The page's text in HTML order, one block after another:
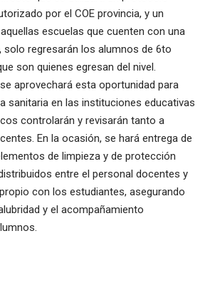
por el COE provincia, y un
escuelas que cuenten con una
solo regresarán los alumnos de 6to
son quienes egresan del nivel.
aprovechará esta oportunidad para
sanitaria en las instituciones educativas
controlarán y revisarán tanto a
En la ocasión, se hará entrega de
de limpieza y de protección
entre el personal docentes y
con los estudiantes, asegurando
y el acompañamiento